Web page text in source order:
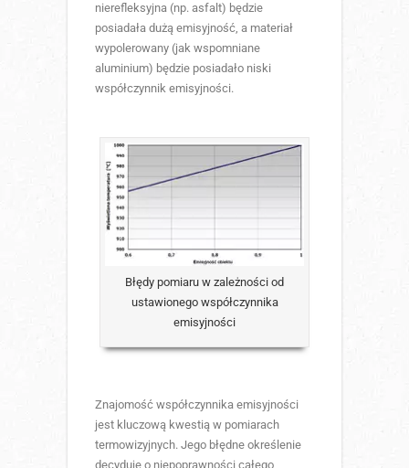
nierefleksyjna (np. asfalt) będzie
posiadała dużą emisyjność, a materiał
wypolerowany (jak wspomniane
aluminium) będzie posiadało niski
współczynnik emisyjności.
Błędy pomiaru w zależności od
ustawionego współczynnika
emisyjności
Znajomość współczynnika emisyjności
jest kluczową kwestią w pomiarach
termowizyjnych. Jego błędne określenie
decyduje o niepoprawności całego